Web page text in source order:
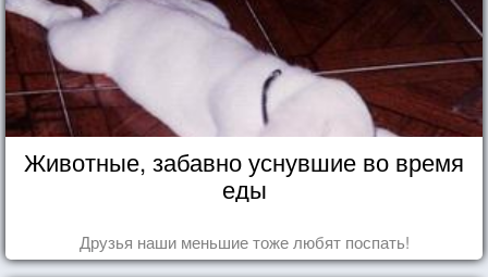
Животные, забавно уснувшие во время
еды
Друзья наши меньшие тоже любят поспать!